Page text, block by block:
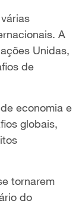
A
Unidas,
de
economia e
globais,
tornarem
do